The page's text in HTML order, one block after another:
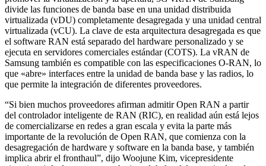
divide las funciones de banda base en una unidad distribuida
virtualizada (vDU) completamente desagregada y una unidad central
virtualizada (vCU). La clave de esta arquitectura desagregada es que
el software RAN está separado del hardware personalizado y se
ejecuta en servidores comerciales estándar (COTS). La vRAN de
Samsung también es compatible con las especificaciones O-RAN, lo
que «abre» interfaces entre la unidad de banda base y las radios, lo
que permite la integración de diferentes proveedores.
“Si bien muchos proveedores afirman admitir Open RAN a partir
del controlador inteligente de RAN (RIC), en realidad aún está lejos
de comercializarse en redes a gran escala y evita la parte más
importante de la revolución de Open RAN, que comienza con la
desagregación de hardware y software en la banda base, y también
implica abrir el fronthaul”, dijo Woojune Kim, vicepresidente